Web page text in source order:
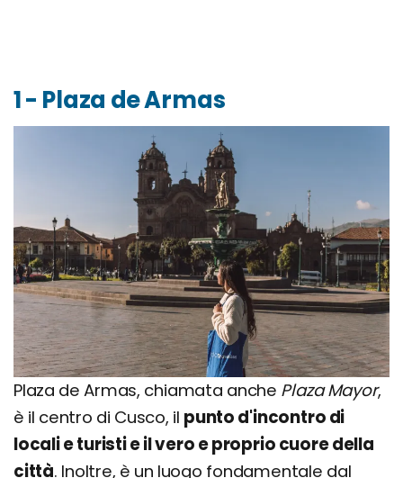
1 - Plaza de Armas
Plaza de Armas, chiamata anche Plaza Mayor,
è il centro di Cusco, il punto d'incontro di
locali e turisti e il vero e proprio cuore della
città. Inoltre, è un luogo fondamentale dal